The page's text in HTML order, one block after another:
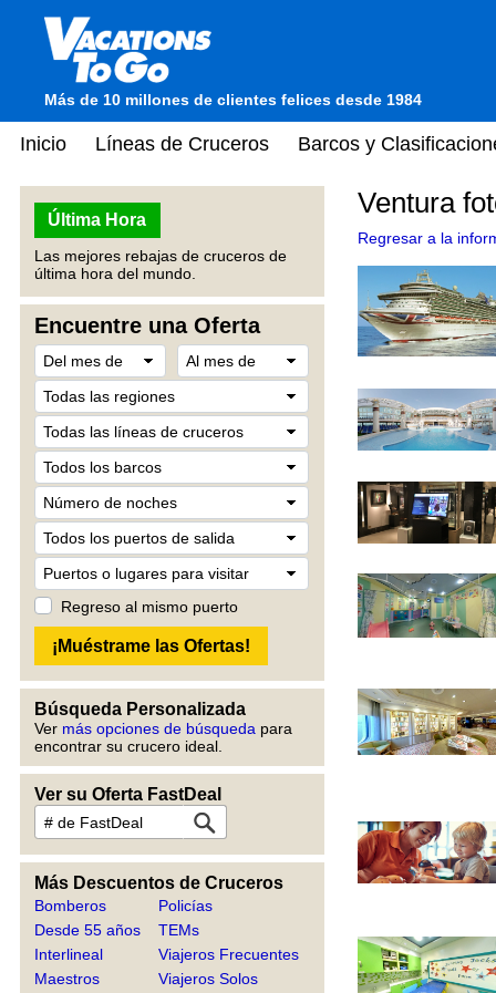
Más de 10 millones de clientes felices desde 1984
Inicio Líneas de Cruceros Barcos y
Última Hora
Las mejores rebajas de cruceros de
última hora del mundo.
Encuentre una Oferta
Regreso al mismo puerto
Búsqueda Personalizada
Ver más opciones de búsqueda para
encontrar su crucero ideal.
Ver su Oferta FastDeal
Más Descuentos de Cruceros
Bomberos
Desde 55 años
Interlineal
Maestros
Policías
TEMs
Viajeros Frecuentes
Viajeros Solos
Ventura
Regresar a la